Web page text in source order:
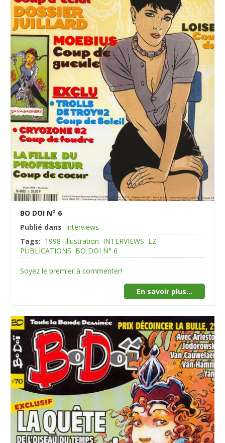
BO DOI N° 6
Publié dans Interviews
Tags: 1998 Illustration INTERVIEWS LZ
PUBLICATIONS BO DOI N° 6
Soyez le premier à commenter!
En savoir plus...